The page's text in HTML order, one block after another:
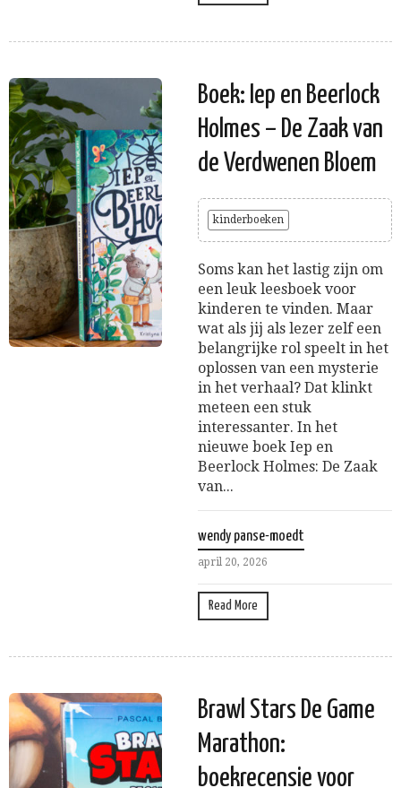
Boek: Iep en Beerlock
Holmes – De Zaak van
de Verdwenen Bloem
kinderboeken
Soms kan het lastig zijn om
een leuk leesboek voor
kinderen te vinden. Maar
wat als jij als lezer zelf een
belangrijke rol speelt in het
oplossen van een mysterie
in het verhaal? Dat klinkt
meteen een stuk
interessanter. In het
nieuwe boek Iep en
Beerlock Holmes: De Zaak
van...
wendy panse-moedt
april 20, 2026
Read More
Brawl Stars De Game
Marathon:
boekrecensie voor